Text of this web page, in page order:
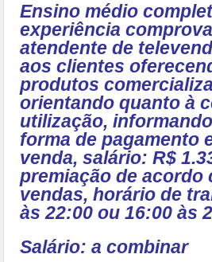
Ensino médio
experiência
atendente de
aos clientes
produtos
orientando quanto à
utilização,
forma de pagamento
venda, salário: R$
premiação de acordo
vendas, horário de
às 22:00 ou 16:00 às
Salário: a combinar